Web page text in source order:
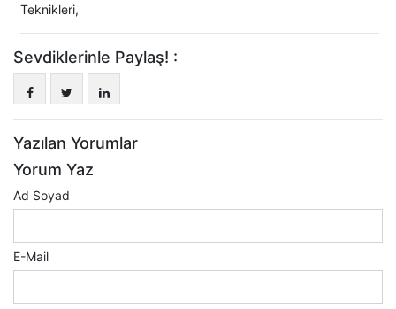
Teknikleri,
Sevdiklerinle Paylaş! :
Yazılan Yorumlar
Yorum Yaz
Ad Soyad
E-Mail